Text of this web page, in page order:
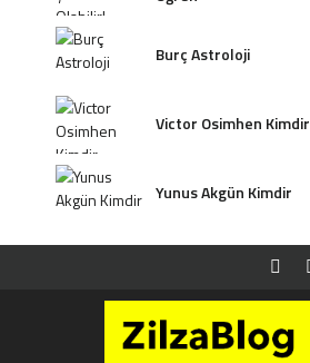
Burç Astroloji
Victor Osimhen Kimdir
Yunus Akgün Kimdir